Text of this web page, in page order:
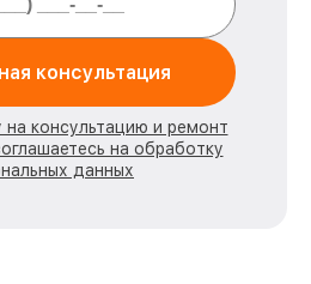
консультация
на консультацию и ремонт
на обработку
данных